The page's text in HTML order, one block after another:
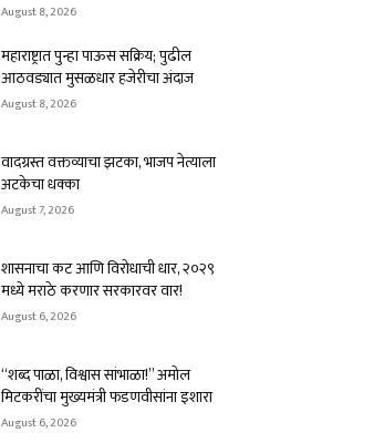
August 8, 2026
महाराष्ट्रात पुन्हा पाऊस सक्रिय; पुढील
आठवड्यात मुसळधार हजेरीचा अंदाज
August 8, 2026
वादग्रस्त वक्तव्याचा झटका, भाजप नेत्याला
अटकेचा धक्का
August 7, 2026
शासनाचा कट आणि विरोधाची धार, २०२९
मध्ये मराठे करणार सरकारवर वार!
August 6, 2026
“शब्द पाळा, विश्वास सांभाळा!” अमोल
मिटकरींचा मुख्यमंत्री फडणवीसांना इशारा
August 6, 2026